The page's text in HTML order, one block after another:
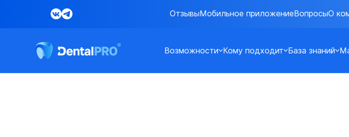
ОтзывыМобильное приложениеВопросыО
Возможности Кому подходит База знаний